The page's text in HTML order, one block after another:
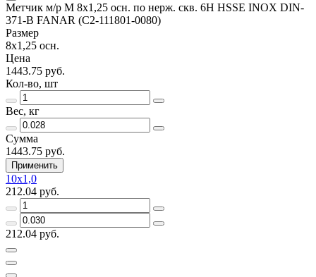
Метчик м/р М 8х1,25 осн. по нерж. скв. 6H HSSE INOX DIN-
371-B FANAR (C2-111801-0080)
Размер
8х1,25 осн.
Цена
1443.75 руб.
Кол-во, шт
Вес, кг
Сумма
1443.75 руб.
Применить
10х1,0
212.04 руб.
212.04 руб.